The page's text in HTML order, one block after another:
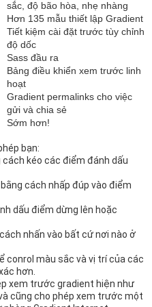
sắc, độ bão hòa, nhẹ nhàng
Hơn 135 mẫu thiết lập Gradient
Tiết kiệm cài đặt trước tùy chỉnh
độ dốc
Sass đầu ra
Bảng điều khiển xem trước linh
hoạt
Gradient permalinks cho việc
gửi và chia sẻ
Sớm hơn!
bạn:
kéo các điểm đánh dấu
cách nhấp đúp vào điểm
dấu điểm dừng lên hoặc
nhấn vào bất cứ nơi nào ở
conrol màu sắc và vị trí của các
hơn.
xem trước gradient hiện như
cũng cho phép xem trước một